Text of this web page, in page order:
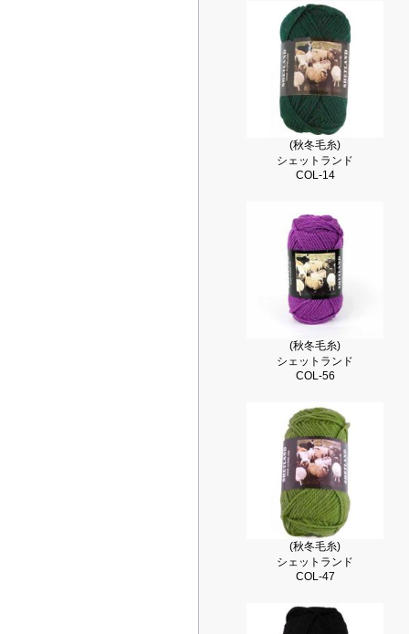
(秋冬毛糸)
シェットランド
COL-14
(秋冬毛糸)
シェットランド
COL-56
(秋冬毛糸)
シェットランド
COL-47